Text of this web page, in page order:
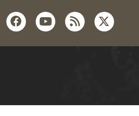
facebookyoutube
rss twitter